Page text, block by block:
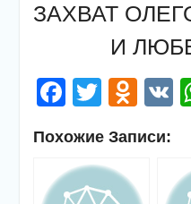
ЗАХВАТ
И
Facebook
Twitter
Похожие Записи: